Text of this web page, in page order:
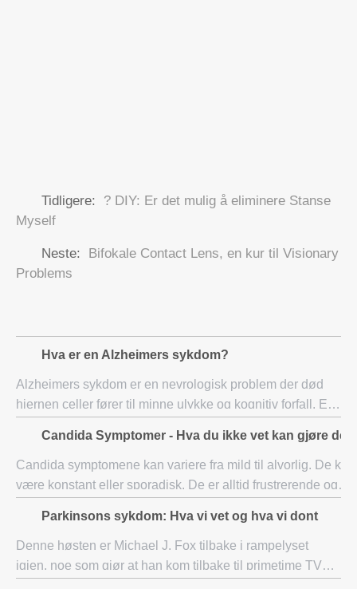
Tidligere:
? DIY: Er det mulig å eliminere Stanse
Myself
Neste:
Bifokale Contact Lens, en kur til Visionary
Problems
Hva er en Alzheimers sykdom?
Alzheimers sykdom er en nevrologisk problem der død
hjernen celler fører til minne ulykke og kognitiv forfall. En
mild og forverres. Indikasjoner: Enk
Candida Symptomer - Hva du ikke vet kan gjøre
Candida symptomene kan variere fra mild til alvorlig. De kan
være konstant eller sporadisk. De er alltid frustrerende og
behandler den.
Parkinsons sykdom: Hva vi vet og hva vi dont
Denne høsten er Michael J. Fox tilbake i rampelyset
igjen, noe som gjør at han kom tilbake til primetime TV